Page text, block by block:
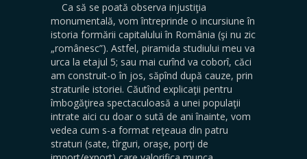
Ca să se poată observa injustiţia
monumentală, vom întreprinde o incursiune în
istoria formării capitalului în România (şi nu zic
„românesc”). Astfel, piramida studiului meu va
urca la etajul 5; sau mai curînd va coborî, căci
am construit-o în jos, săpînd după cauze, prin
straturile istoriei. Căutînd explicaţii pentru
îmbogăţirea spectaculoasă a unei populaţii
intrate aici cu doar o sută de ani înainte, vom
vedea cum s-a format reţeaua din patru
straturi (sate, tîrguri, oraşe, porţi de